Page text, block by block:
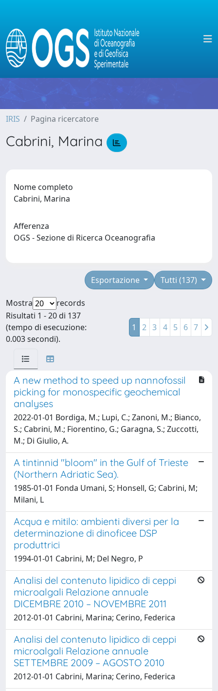
IRIS Pagina ricercatore
Cabrini, Marina
Nome completo
Cabrini, Marina
Afferenza
OGS - Sezione di Ricerca Oceanografia
Tutti (137)
Esportazione
Mostra
records
Risultati 1 - 20 di 137
(tempo di esecuzione:
0.003 secondi).
1 2 3 4 5 6 7
A new method to speed up nannofossil
picking for monospecific geochemical
analyses
2022-01-01 Bordiga, M.; Lupi, C.; Zanoni, M.; Bianco,
S.; Cabrini, M.; Fiorentino, G.; Garagna, S.; Zuccotti,
M.; Di Giulio, A.
A tintinnid "bloom" in the Gulf of Trieste
(Northern Adriatic Sea).
1985-01-01 Fonda Umani, S; Honsell, G; Cabrini, M;
Milani, L
Acqua e mitilo: ambienti diversi per la
determinazione di dinoficee DSP
produttrici
1994-01-01 Cabrini, M; Del Negro, P
Analisi del contenuto lipidico di ceppi
microalgali Relazione annuale
DICEMBRE 2010 – NOVEMBRE 2011
2012-01-01 Cabrini, Marina; Cerino, Federica
Analisi del contenuto lipidico di ceppi
microalgali Relazione annuale
SETTEMBRE 2009 – AGOSTO 2010
2012-01-01 Cabrini, Marina; Cerino, Federica